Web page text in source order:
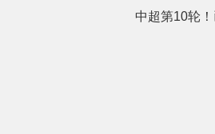
中超第10轮！已